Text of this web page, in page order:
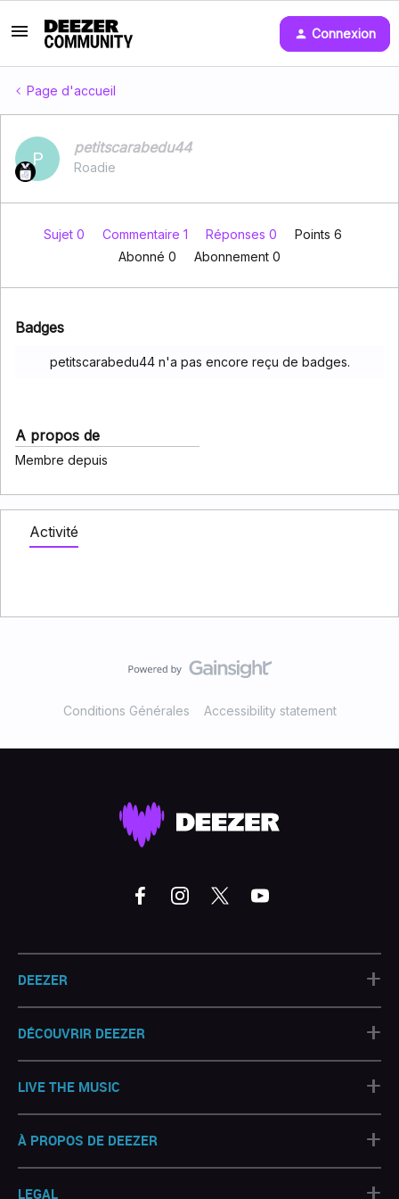
Connexion
Page d'accueil
P
petitscarabedu44
Roadie
Sujet 0 Commentaire 1 Réponses 0
Points 6
Abonné 0 Abonnement 0
Badges
petitscarabedu44 n'a pas encore reçu de badges.
A propos de
Membre depuis
Activité
Conditions Générales Accessibility statement
DEEZER +
DÉCOUVRIR DEEZER +
LIVE THE MUSIC +
À PROPOS DE DEEZER +
LEGAL +